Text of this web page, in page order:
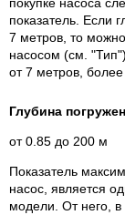
показатель. Если
7 метров, то
насосом (см.
от 7 метров,
Глубина
от 0.85 до 200 м
Показатель
насос, является
модели. От него, в